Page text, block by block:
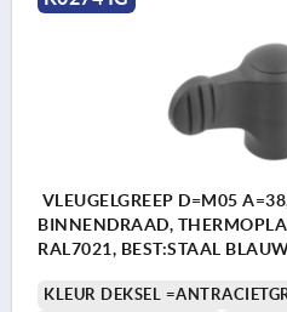
VLEUGELGREEP D=M05
BINNENDRAAD,
RAL7021, BEST:STAAL
KLEUR DEKSEL